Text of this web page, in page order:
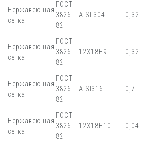
Нержавеющая
сетка
ГОСТ
3826-
82
AISI 304 0,32
Нержавеющая
сетка
ГОСТ
3826-
82
12Х18Н9Т 0,32
Нержавеющая
сетка
ГОСТ
3826-
82
AISI316TI 0,7
Нержавеющая
сетка
ГОСТ
3826-
82
12Х18Н10Т 0,04